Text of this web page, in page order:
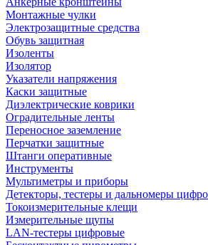
Монтажные чулки
Электрозащитные средства
Обувь защитная
Изоленты
Изолятор
Указатели напряжения
Каски защитные
Диэлектрические коврики
Оградительные ленты
Переносное заземление
Перчатки защитные
Штанги оперативные
Инструменты
Мультиметры и приборы
Детекторы, тестеры и дальномеры
Токоизмерительные клещи
Измерительные щупы
LAN-тестеры цифровые